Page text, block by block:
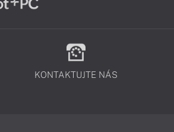
KONTAKTUJTE NÁS